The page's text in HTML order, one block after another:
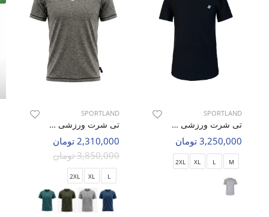
SPORTLAND
تی شرت ورزشی مردانه اسپورتلند FlexFit M
3,250,000 تومان
M
L
XL
2XL
SPORTLAND
تی شرت ورزشی مردانه اسپورتلند SHIFT Boost M
2,310,000 تومان
3,850,000 تومان
L
XL
2XL